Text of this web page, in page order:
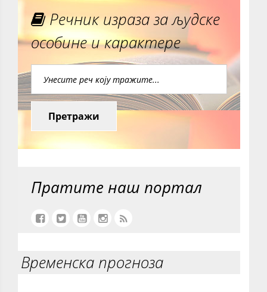
Речник израза за људске
особине и карактере
Претражи
Пратите наш портал
Временска прогноза